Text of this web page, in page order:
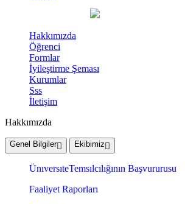
Hakkımızda
Öğrenci
Formlar
İyileştirme Şeması
Kurumlar
Sss
İletişim
Hakkımızda
Genel Bilgiler Ekibimiz
ÜnıversıteTemsılcılığının Başvururusu
Faaliyet Raporları